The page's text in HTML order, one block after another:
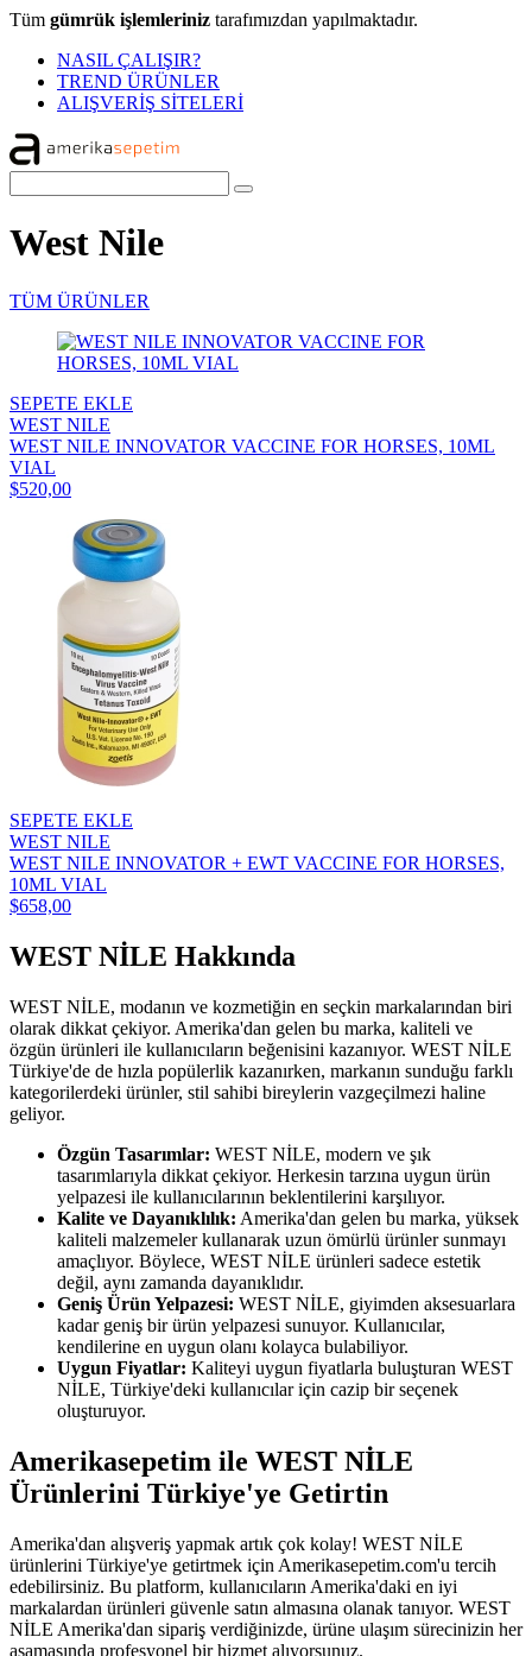
Tüm gümrük işlemleriniz tarafımızdan yapılmaktadır.
NASIL ÇALIŞIR?
TREND ÜRÜNLER
ALIŞVERİŞ SİTELERİ
West Nile
TÜM ÜRÜNLER
SEPETE EKLE
WEST NILE
WEST NILE INNOVATOR VACCINE FOR HORSES, 10ML
VIAL
$520,00
SEPETE EKLE
WEST NILE
WEST NILE INNOVATOR + EWT VACCINE FOR HORSES,
10ML VIAL
$658,00
WEST NİLE Hakkında
WEST NİLE, modanın ve kozmetiğin en seçkin markalarından biri
olarak dikkat çekiyor. Amerika'dan gelen bu marka, kaliteli ve
özgün ürünleri ile kullanıcıların beğenisini kazanıyor. WEST NİLE
Türkiye'de de hızla popülerlik kazanırken, markanın sunduğu farklı
kategorilerdeki ürünler, stil sahibi bireylerin vazgeçilmezi haline
geliyor.
Özgün Tasarımlar: WEST NİLE, modern ve şık
tasarımlarıyla dikkat çekiyor. Herkesin tarzına uygun ürün
yelpazesi ile kullanıcılarının beklentilerini karşılıyor.
Kalite ve Dayanıklılık: Amerika'dan gelen bu marka, yüksek
kaliteli malzemeler kullanarak uzun ömürlü ürünler sunmayı
amaçlıyor. Böylece, WEST NİLE ürünleri sadece estetik
değil, aynı zamanda dayanıklıdır.
Geniş Ürün Yelpazesi: WEST NİLE, giyimden aksesuarlara
kadar geniş bir ürün yelpazesi sunuyor. Kullanıcılar,
kendilerine en uygun olanı kolayca bulabiliyor.
Uygun Fiyatlar: Kaliteyi uygun fiyatlarla buluşturan WEST
NİLE, Türkiye'deki kullanıcılar için cazip bir seçenek
oluşturuyor.
Amerikasepetim ile WEST NİLE
Ürünlerini Türkiye'ye Getirtin
Amerika'dan alışveriş yapmak artık çok kolay! WEST NİLE
ürünlerini Türkiye'ye getirtmek için Amerikasepetim.com'u tercih
edebilirsiniz. Bu platform, kullanıcıların Amerika'daki en iyi
markalardan ürünleri güvenle satın almasına olanak tanıyor. WEST
NİLE Amerika'dan sipariş verdiğinizde, ürüne ulaşım sürecinizin her
aşamasında profesyonel bir hizmet alıyorsunuz.